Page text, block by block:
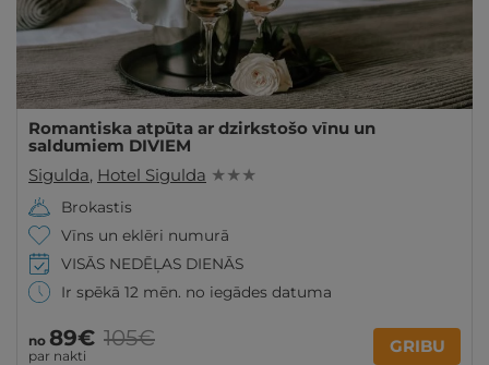
Romantiska atpūta ar dzirkstošo vīnu un
saldumiem DIVIEM
Sigulda, Hotel Sigulda ★ ★ ★
Brokastis
Vīns un eklēri numurā
VISĀS NEDĒĻAS DIENĀS
Ir spēkā 12 mēn. no iegādes datuma
no 89€
par nakti
105€ GRIBU